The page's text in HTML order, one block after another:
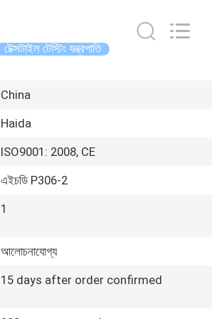
টেক্সটাইল টেস্টিং যন্ত্রপাতি
China
Haida
ISO9001: 2008, CE
এইচডি P306-2
1
আলোচনাযোগ্য
15 days after order confirmed